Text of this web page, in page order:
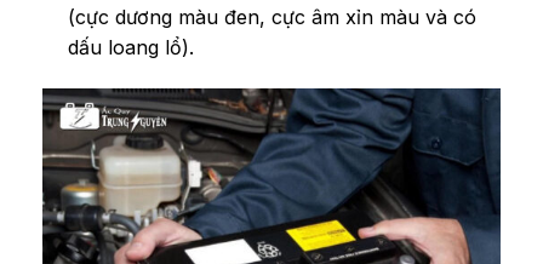
(cực dương màu đen, cực âm xỉn màu và có
dấu loang lổ).